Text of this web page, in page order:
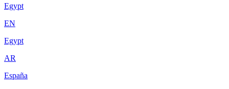
Egypt
EN
Egypt
AR
España